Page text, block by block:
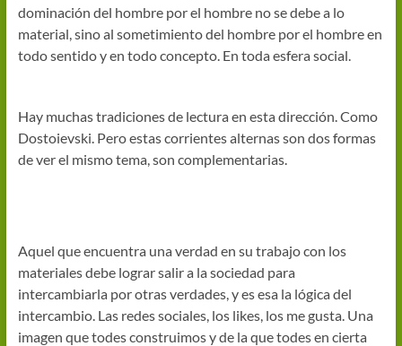
dominación del hombre por el hombre no se debe a lo
material, sino al sometimiento del hombre por el hombre en
todo sentido y en todo concepto. En toda esfera social.
Hay muchas tradiciones de lectura en esta dirección. Como
Dostoievski. Pero estas corrientes alternas son dos formas
de ver el mismo tema, son complementarias.
Aquel que encuentra una verdad en su trabajo con los
materiales debe lograr salir a la sociedad para
intercambiarla por otras verdades, y es esa la lógica del
intercambio. Las redes sociales, los likes, los me gusta. Una
imagen que todes construimos y de la que todes en cierta